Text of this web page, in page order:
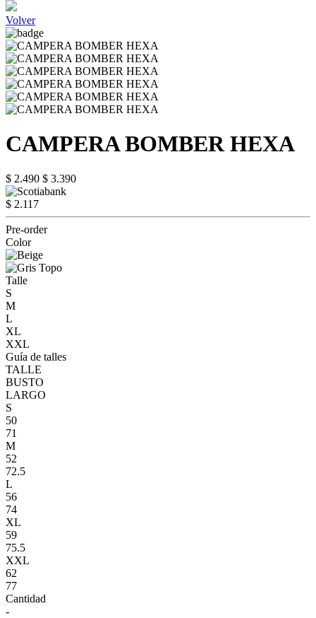
Volver
CAMPERA BOMBER HEXA
$ 2.490 $ 3.390
$ 2.117
Pre-order
Color
Talle
S
M
L
XL
XXL
Guía de talles
TALLE
BUSTO
LARGO
S
50
71
M
52
72.5
L
56
74
XL
59
75.5
XXL
62
77
Cantidad
-